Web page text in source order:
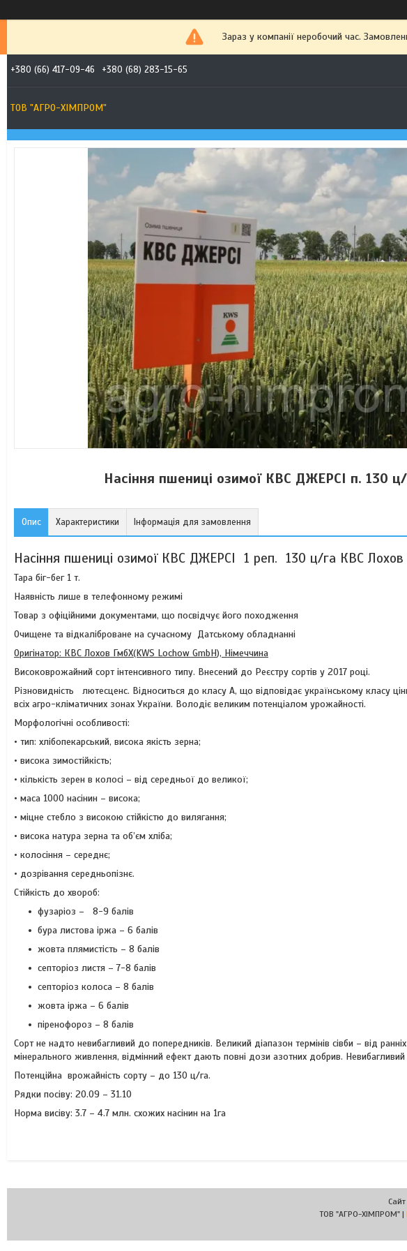
Зараз у компанії неробочий час.
+380 (66) 417-09-46 +380 (68) 283-15-65
ТОВ "АГРО-ХІМПРОМ"
Насіння пшениці озимої КВС ДЖЕРСІ п. 130
Опис Характеристики Інформація для замовлення
Насіння пшениці озимої КВС ДЖЕРСІ 1 реп. 130 ц/га КВС Лохов
Тара біг-бег 1 т.
Наявність лише в телефонному режимі
Товар з офіційними документами, що посвідчує його походження
Очищене та відкаліброване на сучасному Датському обладнанні
Оригінатор: КВС Лохов ГмбХ(KWS Lochow GmbH), Німеччина
Високоврожайний сорт інтенсивного типу. Внесений до Реєстру сортів у 2017 році.
Різновидність лютесценс. Відноситься до класу А, що відповідає українському класу
всіх агро-кліматичних зонах України. Володіє великим потенціалом урожайності.
Морфологічні особливості:
• тип: хлібопекарський, висока якість зерна;
• висока зимостійкість;
• кількість зерен в колосі – від середньої до великої;
• маса 1000 насінин – висока;
• міцне стебло з високою стійкістю до вилягання;
• висока натура зерна та об’єм хліба;
• колосіння – середнє;
• дозрівання середньопізнє.
Стійкість до хвороб:
фузаріоз – 8-9 балів
бура листова іржа – 6 балів
жовта плямистість – 8 балів
септоріоз листя – 7-8 балів
септоріоз колоса – 8 балів
жовта іржа – 6 балів
піренофороз – 8 балів
Сорт не надто невибагливий до попередників. Великий діапазон термінів сівби – від
мінерального живлення, відмінний ефект дають повні дози азотних добрив. Невибагливий
Потенційна врожайність сорту – до 130 ц/га.
Рядки посіву: 20.09 – 31.10
Норма висіву: 3.7 – 4.7 млн. схожих насінин на 1га
ТОВ "АГРО-ХІМПРОМ" |